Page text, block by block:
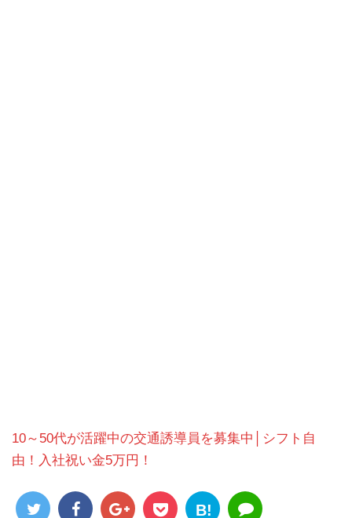
10～50代が活躍中の交通誘導員を募集中│シフト自
由！入社祝い金5万円！
B!